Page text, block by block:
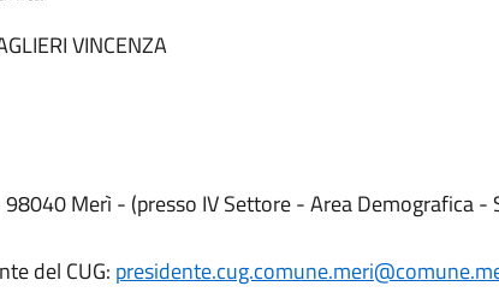
VINCENZA
Merì - (presso IV Settore - Area Demografica -
del CUG: